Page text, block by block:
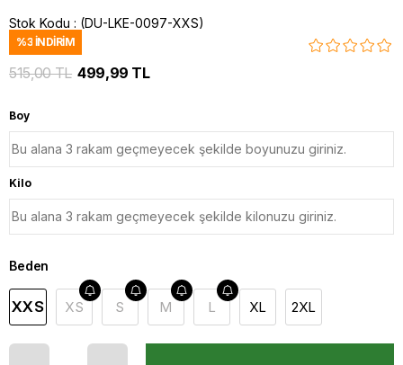
Stok Kodu (DU-LKE-0097-XXS)
%3 İNDIRIM
515,00 TL 499,99 TL
Boy
Kilo
Beden
XXS XS S M L XL 2XL